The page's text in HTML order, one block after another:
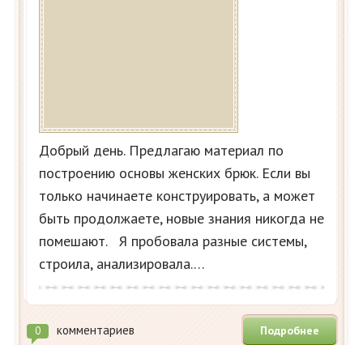
Добрый день. Предлагаю материал по
построению основы женских брюк. Если вы
только начинаете конструировать, а может
быть продолжаете, новые знания никогда не
помешают. Я пробовала разные системы,
строила, анализировала.…
0 комментариев Подробнее